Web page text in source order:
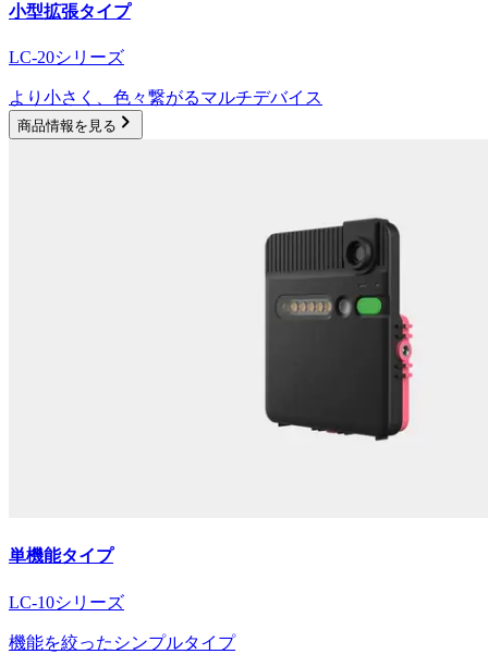
小型拡張タイプ
LC-20シリーズ
より小さく、色々繋がるマルチデバイス
商品情報を見る
単機能タイプ
LC-10シリーズ
機能を絞ったシンプルタイプ